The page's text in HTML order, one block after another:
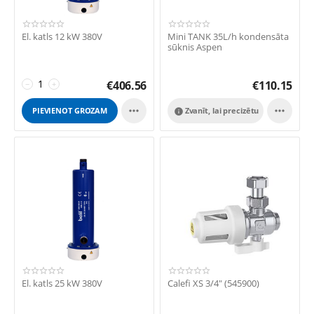
El. katls 12 kW 380V
+
− €406.56
PIEVIENOT GROZAM 
Mini TANK 35L/h kondensāta
sūknis Aspen
€110.15
Zvanīt, lai precizētu
 
El. katls 25 kW 380V Calefi XS 3/4" (545900)